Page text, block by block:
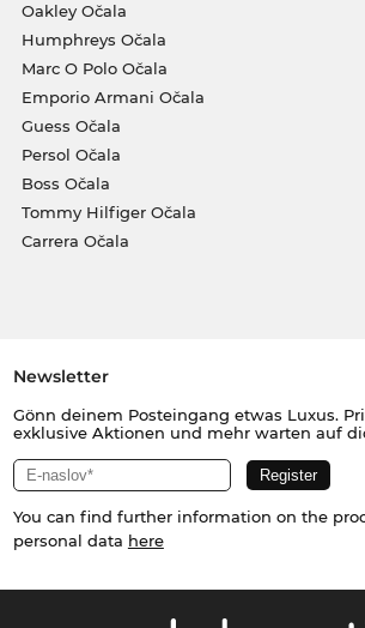
Oakley Očala
Humphreys Očala
Marc O Polo Očala
Emporio Armani Očala
Guess Očala
Persol Očala
Boss Očala
Tommy Hilfiger Očala
Carrera Očala
Newsletter
Gönn deinem Posteingang etwas Luxus.
exklusive Aktionen und mehr warten auf
You can find further information on the
personal data here